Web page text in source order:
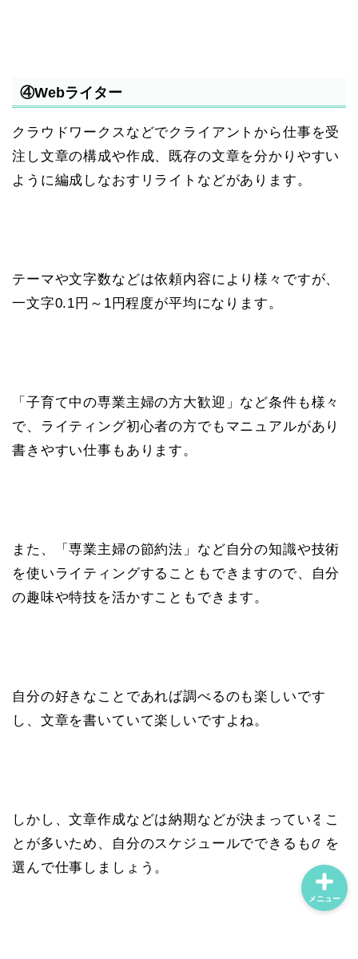
④Webライター
クラウドワークスなどでクライアントから仕事を受
注し文章の構成や作成、既存の文章を分かりやすい
ように編成しなおすリライトなどがあります。
テーマや文字数などは依頼内容により様々ですが、
一文字0.1円～1円程度が平均になります。
「子育て中の専業主婦の方大歓迎」など条件も様々
で、ライティング初心者の方でもマニュアルがあり
書きやすい仕事もあります。
また、「専業主婦の節約法」など自分の知識や技術
を使いライティングすることもできますので、自分
の趣味や特技を活かすこともできます。
自分の好きなことであれば調べるのも楽しいです
し、文章を書いていて楽しいですよね。
しかし、文章作成などは納期などが決まっているこ
とが多いため、自分のスケジュールでできるものを
選んで仕事しましょう。
メニュー
プロフィール